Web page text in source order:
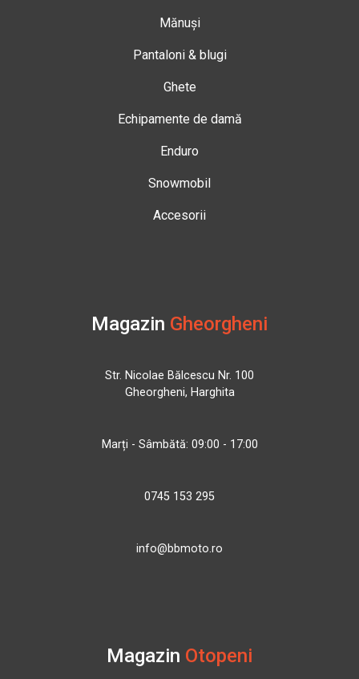
Mănuși
Pantaloni & blugi
Ghete
Echipamente de damă
Enduro
Snowmobil
Accesorii
Magazin Gheorgheni
Str. Nicolae Bălcescu Nr. 100
Gheorgheni, Harghita
Marți - Sâmbătă: 09:00 - 17:00
0745 153 295
info@bbmoto.ro
Magazin Otopeni